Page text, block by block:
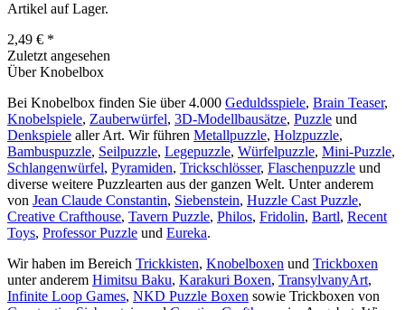
Artikel auf Lager.
2,49 € *
Zuletzt angesehen
Über Knobelbox
Bei Knobelbox finden Sie über 4.000 Geduldsspiele, Brain Teaser,
Knobelspiele, Zauberwürfel, 3D-Modellbausätze, Puzzle und
Denkspiele aller Art. Wir führen Metallpuzzle, Holzpuzzle,
Bambuspuzzle, Seilpuzzle, Legepuzzle, Würfelpuzzle, Mini-Puzzle,
Schlangenwürfel, Pyramiden, Trickschlösser, Flaschenpuzzle und
diverse weitere Puzzlearten aus der ganzen Welt. Unter anderem
von Jean Claude Constantin, Siebenstein, Huzzle Cast Puzzle,
Creative Crafthouse, Tavern Puzzle, Philos, Fridolin, Bartl, Recent
Toys, Professor Puzzle und Eureka.
Wir haben im Bereich Trickkisten, Knobelboxen und Trickboxen
unter anderem Himitsu Baku, Karakuri Boxen, TransylvanyArt,
Infinite Loop Games, NKD Puzzle Boxen sowie Trickboxen von